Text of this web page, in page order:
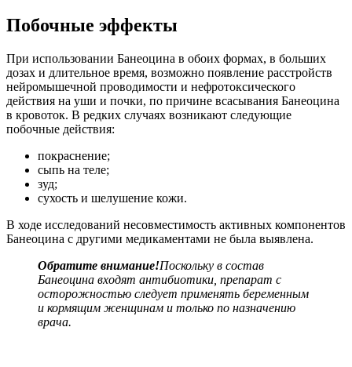
Побочные эффекты
При использовании Банеоцина в обоих формах, в больших
дозах и длительное время, возможно появление расстройств
нейромышечной проводимости и нефротоксического
действия на уши и почки, по причине всасывания Банеоцина
в кровоток. В редких случаях возникают следующие
побочные действия:
покраснение;
сыпь на теле;
зуд;
сухость и шелушение кожи.
В ходе исследований несовместимость активных компонентов
Банеоцина с другими медикаментами не была выявлена.
Обратите внимание!Поскольку в состав
Банеоцина входят антибиотики, препарат с
осторожностью следует применять беременным
и кормящим женщинам и только по назначению
врача.